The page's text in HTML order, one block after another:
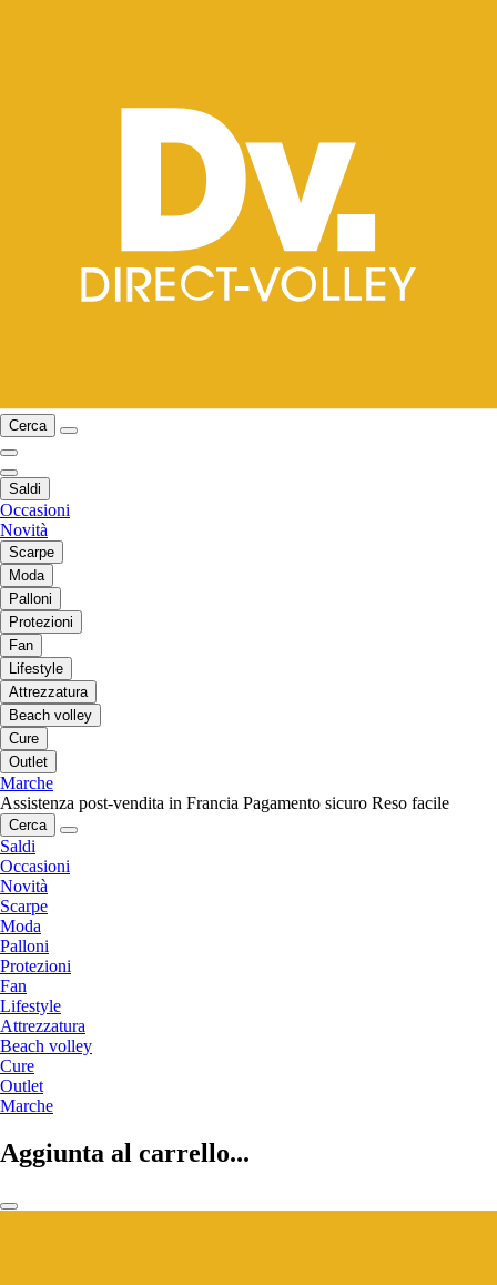
Cerca
Saldi
Occasioni
Novità
Scarpe
Moda
Palloni
Protezioni
Fan
Lifestyle
Attrezzatura
Beach volley
Cure
Outlet
Marche
Assistenza post-vendita in Francia Pagamento sicuro Reso facile
Cerca
Saldi
Occasioni
Novità
Scarpe
Moda
Palloni
Protezioni
Fan
Lifestyle
Attrezzatura
Beach volley
Cure
Outlet
Marche
Aggiunta al carrello...